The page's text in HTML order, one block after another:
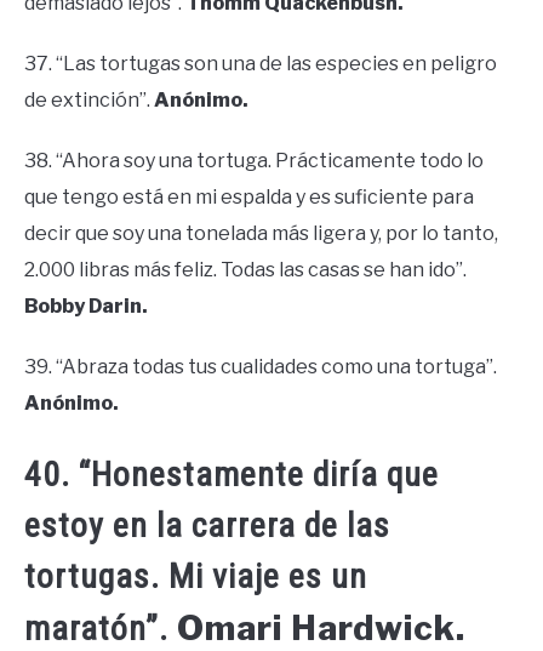
37. “Las tortugas son una de las especies en peligro
de extinción”. Anónimo.
38. “Ahora soy una tortuga. Prácticamente todo lo
que tengo está en mi espalda y es suficiente para
decir que soy una tonelada más ligera y, por lo tanto,
2.000 libras más feliz. Todas las casas se han ido”.
Bobby Darin.
39. “Abraza todas tus cualidades como una tortuga”.
Anónimo.
40. “Honestamente diría que
estoy en la carrera de las
tortugas. Mi viaje es un
maratón”. Omari Hardwick.